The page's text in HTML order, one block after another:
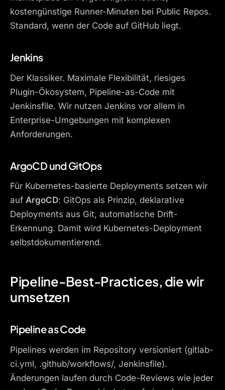
kostengünstige Runner-Minuten bei Public Repos.
Standard, wenn der Code auf GitHub liegt.
Jenkins
Der Klassiker. Maximale Flexibilität, riesiges
Plugin-Ökosystem, Pipeline-as-Code mit
Jenkinsfile. Wir nutzen Jenkins vor allem in
Enterprise-Umgebungen mit komplexen
Anforderungen.
ArgoCD und GitOps
Für Kubernetes-basierte Deployments setzen wir
auf ArgoCD: GitOps als Prinzip, deklarative
Deployments aus Git, automatische Drift-
Erkennung. Damit wird Kubernetes-Deployment
selbstdokumentierend.
Pipeline-Best-Practices, die wir
umsetzen
Pipeline as Code
Pipelines werden im Repository versioniert (gitlab-
ci.yml, .github/workflows/, Jenkinsfile).
Änderungen laufen durch Code-Reviews wie jeder